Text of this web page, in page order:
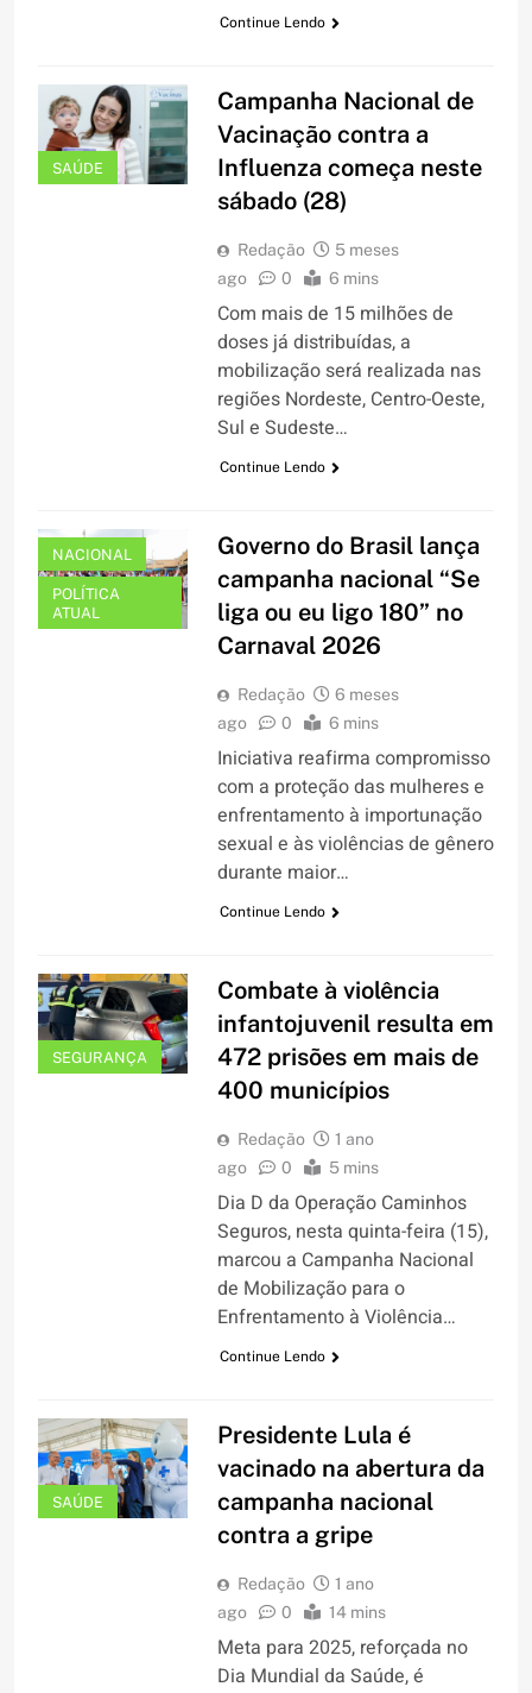
Continue Lendo
SAÚDE
Campanha Nacional de
Vacinação contra a
Influenza começa neste
sábado (28)
Redação
5 meses
ago
0 6 mins
Com mais de 15 milhões de
doses já distribuídas, a
mobilização será realizada nas
regiões Nordeste, Centro-Oeste,
Sul e Sudeste…
Continue Lendo
NACIONAL
POLÍTICA
ATUAL
Governo do Brasil lança
campanha nacional “Se
liga ou eu ligo 180” no
Carnaval 2026
Redação
6 meses
ago
0 6 mins
Iniciativa reafirma compromisso
com a proteção das mulheres e
enfrentamento à importunação
sexual e às violências de gênero
durante maior…
Continue Lendo
SEGURANÇA
Combate à violência
infantojuvenil resulta em
472 prisões em mais de
400 municípios
Redação
1 ano
ago
0 5 mins
Dia D da Operação Caminhos
Seguros, nesta quinta-feira (15),
marcou a Campanha Nacional
de Mobilização para o
Enfrentamento à Violência…
Continue Lendo
SAÚDE
Presidente Lula é
vacinado na abertura da
campanha nacional
contra a gripe
Redação
1 ano
ago
0 14 mins
Meta para 2025, reforçada no
Dia Mundial da Saúde, é